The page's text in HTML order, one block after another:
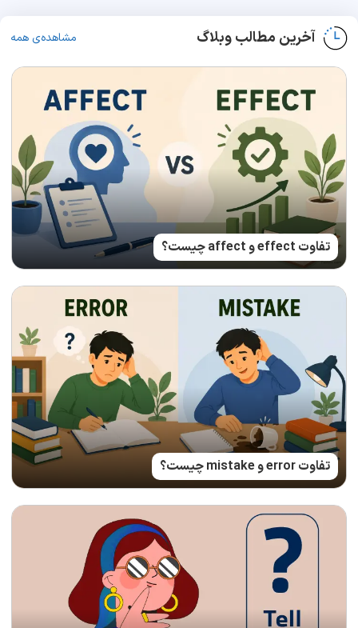
آخرین مطالب وبلاگ مشاهده‌ی همه
تفاوت effect و affect چیست؟
تفاوت error و mistake چیست؟